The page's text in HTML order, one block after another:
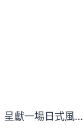
呈獻一場日式風…